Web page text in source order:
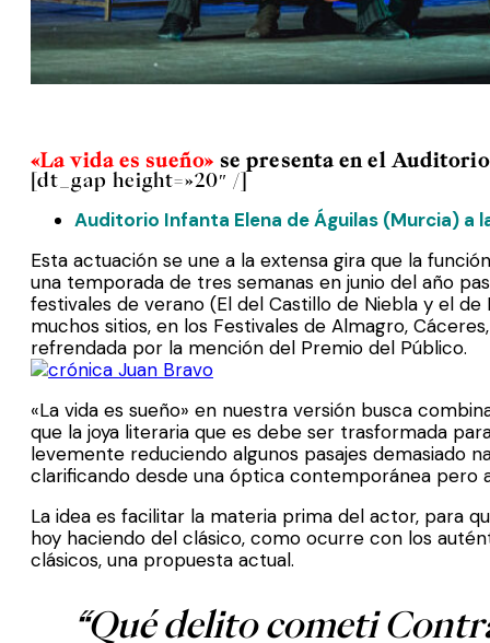
«La vida es sueño» se presenta en el
[dt_gap height=»20″ /]
Auditorio Infanta Elena de Águilas (Murcia) a
Esta actuación se une a la extensa gira que la
una temporada de tres semanas en junio del año
festivales de verano (El del Castillo de Niebla y el
muchos sitios, en los Festivales de Almagro,
refrendada por la mención del Premio del Público.
«La vida es sueño» en nuestra versión busca
que la joya literaria que es debe ser trasformada
levemente reduciendo algunos pasajes demasiado
clarificando desde una óptica contemporánea pero
La idea es facilitar la materia prima del actor, para
hoy haciendo del clásico, como ocurre con los
clásicos, una propuesta actual.
“Qué delito cometi